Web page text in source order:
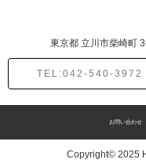
東京都 立川市柴崎町
TEL:042-540-3972
お問い合わせ
Copyright© 2025